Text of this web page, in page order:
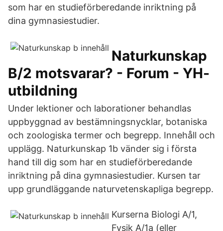
som har en studieförberedande inriktning på
dina gymnasiestudier.
Naturkunskap
B/2 motsvarar? - Forum - YH-
utbildning
Under lektioner och laborationer behandlas
uppbyggnad av bestämningsnycklar, botaniska
och zoologiska termer och begrepp. Innehåll och
upplägg. Naturkunskap 1b vänder sig i första
hand till dig som har en studieförberedande
inriktning på dina gymnasiestudier. Kursen tar
upp grundläggande naturvetenskapliga begrepp.
Kurserna Biologi A/1,
Fysik A/1a (eller